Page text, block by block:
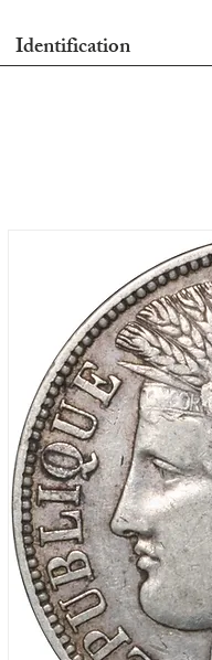
Identification